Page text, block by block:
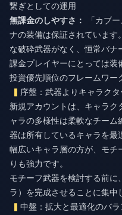
繋ぎとしての運用
無課金のしやすさ：
「カブ
ナの装備は保証されています
な破砕武器がなく、恒常バ
課金プレイヤーにとっては装
投資優先順位のフレームワー
序盤：武器よりキャラクタ
新規アカウントは、キャラ
ャラの多様性は柔軟なチー
器は所有しているキャラを最
幅広いキャラ層の方が、モチ
りも強力です。
モチーフ武器を検討する前
ラ）を完成させることに集中
中盤：拡大と最適化のバラ